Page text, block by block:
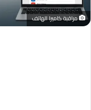
مراقبة كاميرا الهاتف